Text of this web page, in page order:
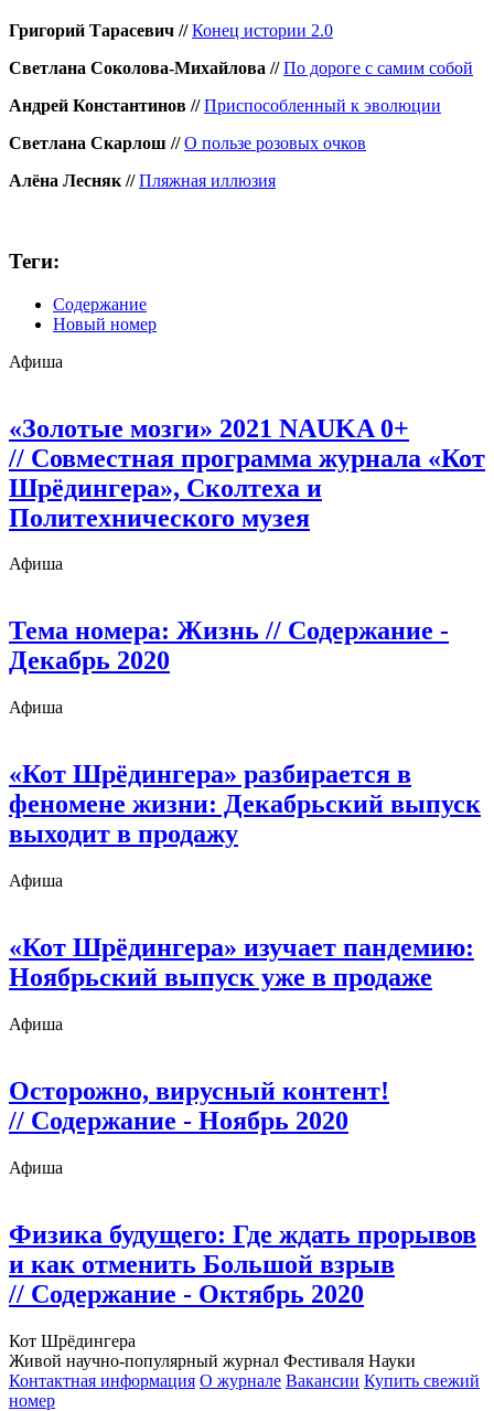
Григорий Тарасевич //Конец истории 2.0
Светлана Соколова-Михайлова //По дороге с самим собой
Андрей Константинов //Приспособленный к эволюции
Светлана Скарлош //О пользе розовых очков
Алёна Лесняк //Пляжная иллюзия
Теги:
Содержание
Новый номер
Афиша
«Золотые мозги» 2021 NAUKA 0+
// Совместная программа журнала «Кот
Шрёдингера», Сколтеха и
Политехнического музея
Афиша
Тема номера: Жизнь // Содержание -
Декабрь 2020
Афиша
«Кот Шрёдингера» разбирается в
феномене жизни: Декабрьский выпуск
выходит в продажу
Афиша
«Кот Шрёдингера» изучает пандемию:
Ноябрьский выпуск уже в продаже
Афиша
Осторожно, вирусный контент!
// Содержание - Ноябрь 2020
Афиша
Физика будущего: Где ждать прорывов
и как отменить Большой взрыв
// Содержание - Октябрь 2020
Кот Шрёдингера
Живой научно-популярный журнал Фестиваля Науки
Контактная информация О журнале Вакансии Купить свежий
номер